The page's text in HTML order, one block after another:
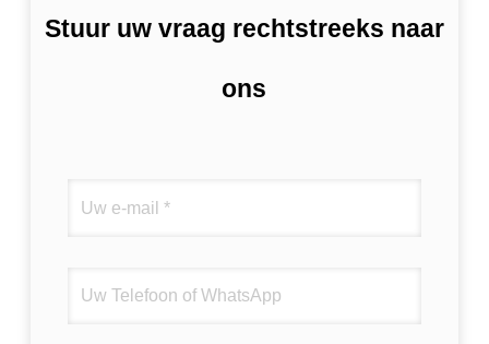
Stuur uw vraag rechtstreeks naar
ons